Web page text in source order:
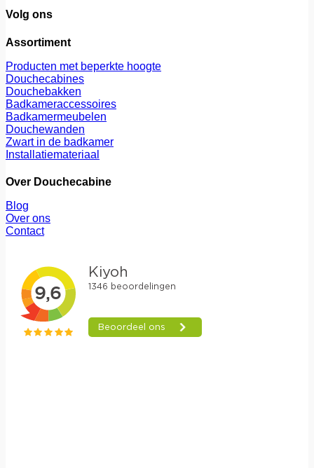
Volg ons
Assortiment
Producten met beperkte hoogte
Douchecabines
Douchebakken
Badkameraccessoires
Badkamermeubelen
Douchewanden
Zwart in de badkamer
Installatiemateriaal
Over Douchecabine
Blog
Over ons
Contact